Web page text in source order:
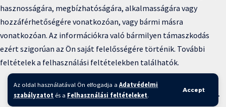
Az oldal használatával Ön elfogadja a Adatvédelmi
szabályzatot és a Felhasználási feltételeket.
Accept
hasznosságára, megbízhatóságára, alkalmasságára vagy
hozzáférhetőségére vonatkozóan, vagy bármi másra
vonatkozóan. Az információkra való bármilyen támaszkodás
ezért szigorúan az Ön saját felelősségére történik. További
feltételek a felhasználási feltételekben találhatók.
Copyright © 2025 BFKH.hu
Felhasználási feltételek –Adatvédelmi irányelvek – Kapcsolat –